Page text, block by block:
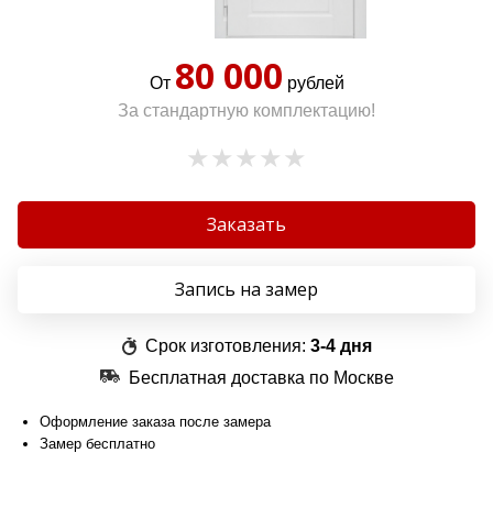
От 80 000 рублей
За стандартную комплектацию!
Заказать
Запись на замер
Срок изготовления: 3-4 дня
Бесплатная доставка по Москве
Оформление заказа после замера
Замер бесплатно